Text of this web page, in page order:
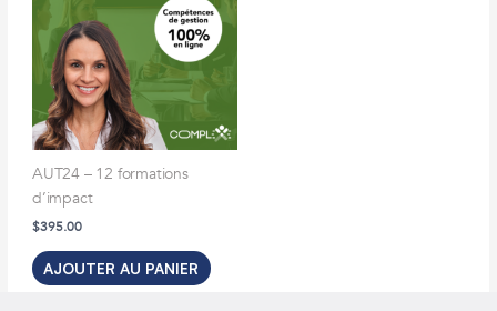
AUT24 – 12 formations
d’impact
$395.00
AJOUTER AU PANIER